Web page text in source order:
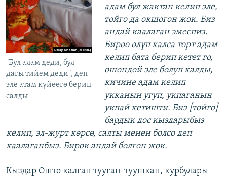
"Бул алам деди, бул
дагы тийем деди", деп
эле атам күйөөгө берип
салды
адам бул жактан келип эле,
тойго да окшогон жок. Биз
андай каалаган эмеспиз.
Бирөө өлүп калса төрт адам
келип бата берип кетет го,
ошондой эле болуп калды,
кичине адам келип
укканын угуп, укпаганын
укпай кетишти. Биз [тойго]
бардык дос кыздарыбыз
келип, эл-журт көрсө, салты менен болсо деп
каалаганбыз. Бирок андай болгон жок.
Кыздар Ошто калган тууган-туушкан, курбулары